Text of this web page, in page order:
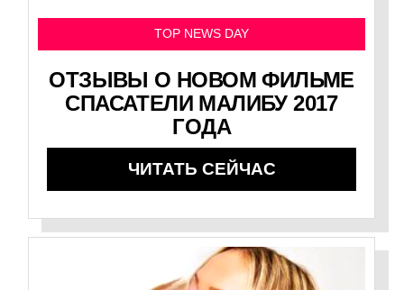
TOP NEWS DAY
ОТЗЫВЫ О НОВОМ ФИЛЬМЕ
СПАСАТЕЛИ МАЛИБУ 2017
ГОДА
ЧИТАТЬ СЕЙЧАС